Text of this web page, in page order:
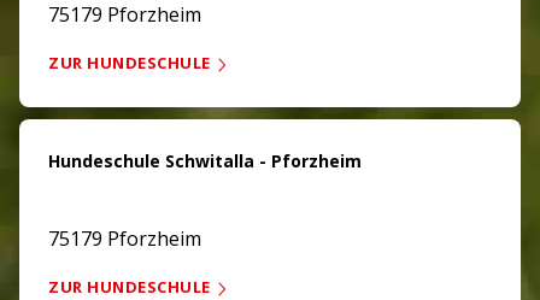
75179 Pforzheim
ZUR HUNDESCHULE
Hundeschule Schwitalla - Pforzheim
75179 Pforzheim
ZUR HUNDESCHULE